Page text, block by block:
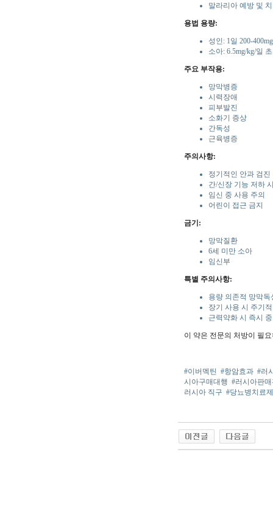
말라리아 예방 및
용법 용량:
성인: 1일 200-400mg
소아: 6.5mg/kg/일
주요 부작용:
망막병증
시력장애
피부발진
소화기 증상
간독성
근육병증
주의사항:
정기적인 안과 검진
간/신장 기능 저하
임신 중 사용 주의
어린이 접근 금지
금기:
망막질환
6세 미만 소아
임신부
특별 주의사항:
용량 의존적 망막독
장기 사용 시 주기
근력약화 시 즉시
이 약은 전문의 처방이 필
#이버멕틴 #항암효과 #러
시아구매대행 #러시아판
러시아 직구 #당뇨병치료제